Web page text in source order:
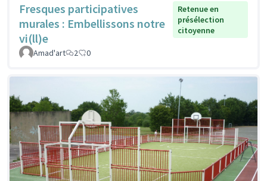
Fresques participatives
murales : Embellissons notre
vi(ll)e
Retenue en
présélection
citoyenne
Amad'art 2 0